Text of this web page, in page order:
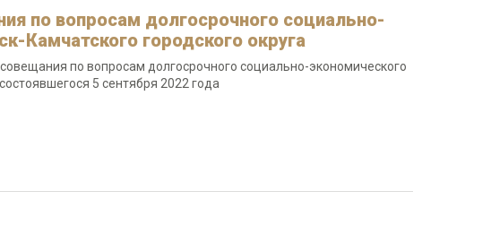
по вопросам долгосрочного социально-
Камчатского городского округа
по вопросам долгосрочного социально-экономического
5 сентября 2022 года